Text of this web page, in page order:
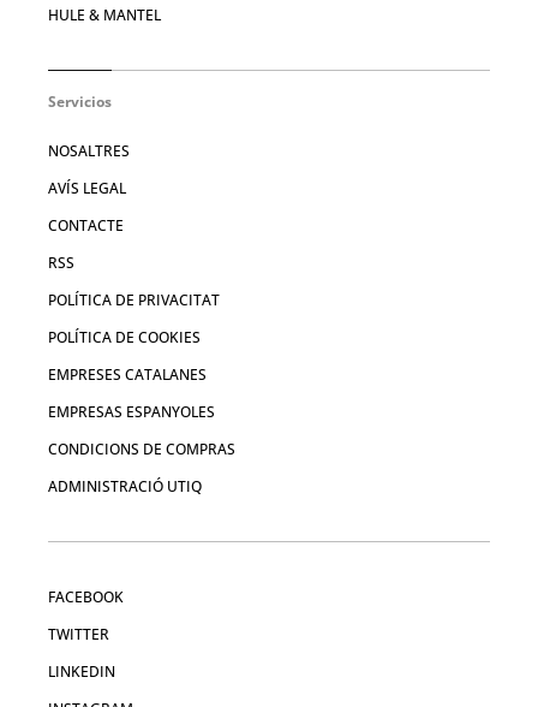
HULE & MANTEL
Servicios
NOSALTRES
AVÍS LEGAL
CONTACTE
RSS
POLÍTICA DE PRIVACITAT
POLÍTICA DE COOKIES
EMPRESES CATALANES
EMPRESAS ESPANYOLES
CONDICIONS DE COMPRAS
ADMINISTRACIÓ UTIQ
FACEBOOK
TWITTER
LINKEDIN